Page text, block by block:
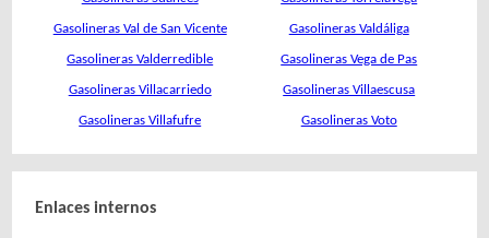
Gasolineras Val de San Vicente Gasolineras Valdáliga
Gasolineras Valderredible Gasolineras Vega de Pas
Gasolineras Villacarriedo Gasolineras Villaescusa
Gasolineras Villafufre Gasolineras Voto
Enlaces internos